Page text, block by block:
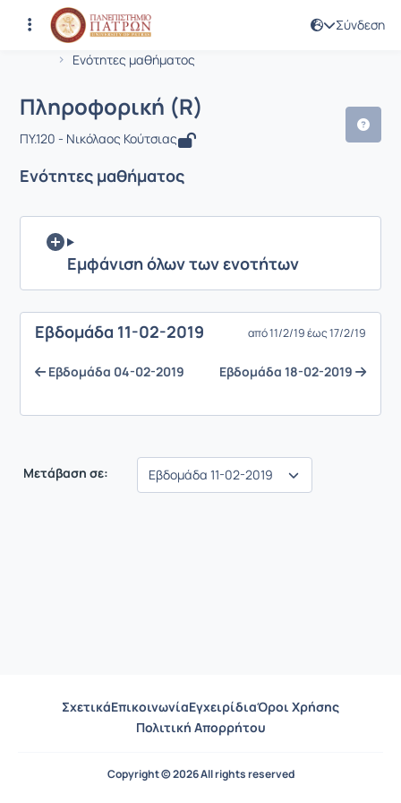
Σύνδεση
Αρχική Σελίδα
Ενότητες μαθήματος
Μάθημα : Πληροφορική (R)
Κωδικός : ENV208
Πληροφορική (R)
ΠΥ.120 - Νικόλαος Κούτσιας
Ενότητες μαθήματος
Εμφάνιση όλων των ενοτήτων
Eβδομάδα 11-02-2019 από 11/2/19 έως 17/2/19
Eβδομάδα 04-02-2019 Eβδομάδα 18-02-2019
Μετάβαση σε:
ΣχετικάΕπικοινωνίαΕγχειρίδιαΌροι Χρήσης
Πολιτική Απορρήτου
Copyright © 2026 All rights reserved